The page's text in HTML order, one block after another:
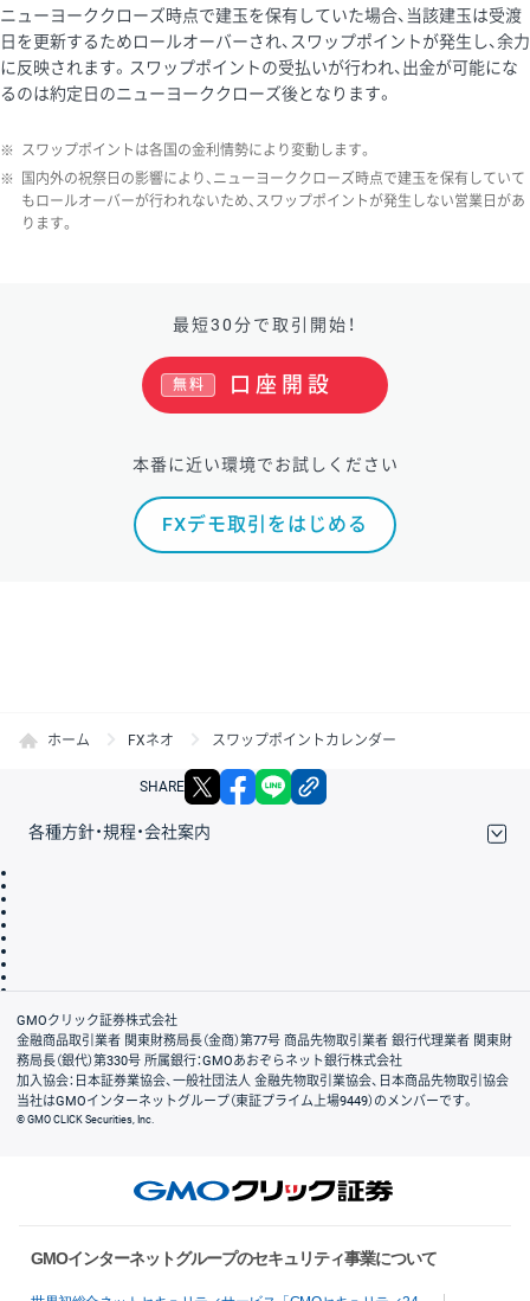
ニューヨーククローズ時点で建玉を保有していた場合、当該建玉は受渡
日を更新するためロールオーバーされ、スワップポイントが発生し、余力
に反映されます。スワップポイントの受払いが行われ、出金が可能にな
るのは約定日のニューヨーククローズ後となります。
※ スワップポイントは各国の金利情勢により変動します。
※
国内外の祝祭日の影響により、ニューヨーククローズ時点で建玉を保有していて
もロールオーバーが行われないため、スワップポイントが発生しない営業日があ
ります。
最短30分で取引開始！
口座開設
無料
本番に近い環境でお試しください
FXデモ取引をはじめる
ホーム FXネオ スワップポイントカレンダー
SHARE X facebook
各種方針・規程・会社案内
会社案内
GMOクリック証券株式会社
金融商品取引業者 関東財務局長（金商）第77号 商品先物取引業者 銀行代理業者 関東財
務局長（銀代）第330号 所属銀行：GMOあおぞらネット銀行株式会社
加入協会：日本証券業協会、一般社団法人 金融先物取引業協会、日本商品先物取引協会
当社はGMOインターネットグループ（東証プライム上場9449）のメンバーです。
© GMO CLICK Securities, Inc.
GMOインターネットグループのセキュリティ事業について